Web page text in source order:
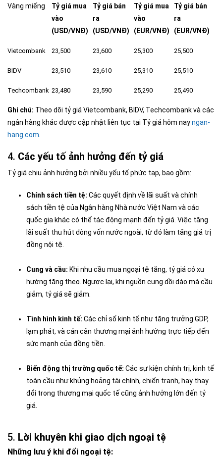
Vàng miếng
Tỷ giá mua
vào
(USD/VNĐ)
Tỷ giá bán
ra
(USD/VNĐ)
Tỷ giá mua
vào
(EUR/VNĐ)
Tỷ giá bán
ra
(EUR/VNĐ)
Vietcombank 23,500 23,600 25,300 25,500
BIDV 23,510 23,610 25,310 25,510
Techcombank 23,480 23,590 25,290 25,490
Ghi chú: Theo dõi tỷ giá Vietcombank, BIDV, Techcombank và các
ngân hàng khác được cập nhật liên tục tại Tỷ giá hôm nayngan-
hang.com
4. Các yếu tố ảnh hưởng đến tỷ giá
Tỷ giá chịu ảnh hưởng bởi nhiều yếu tố phức tạp, bao gồm:
Chính sách tiền tệ: Các quyết định về lãi suất và chính
sách tiền tệ của Ngân hàng Nhà nước Việt Nam và các
quốc gia khác có thể tác động mạnh đến tỷ giá. Việc tăng
lãi suất thu hút dòng vốn nước ngoài, từ đó làm tăng giá trị
đồng nội tệ.
Cung và cầu: Khi nhu cầu mua ngoại tệ tăng, tỷ giá có xu
hướng tăng theo. Ngược lại, khi nguồn cung dồi dào mà cầu
giảm, tỷ giá sẽ giảm.
Tình hình kinh tế: Các chỉ số kinh tế như tăng trưởng GDP,
lạm phát, và cán cân thương mại ảnh hưởng trực tiếp đến
sức mạnh của đồng tiền.
Biến động thị trường quốc tế: Các sự kiện chính trị, kinh tế
toàn cầu như khủng hoảng tài chính, chiến tranh, hay thay
đổi trong thương mại quốc tế cũng ảnh hưởng lớn đến tỷ
giá.
5. Lời khuyên khi giao dịch ngoại tệ
Những lưu ý khi đổi ngoại tệ: